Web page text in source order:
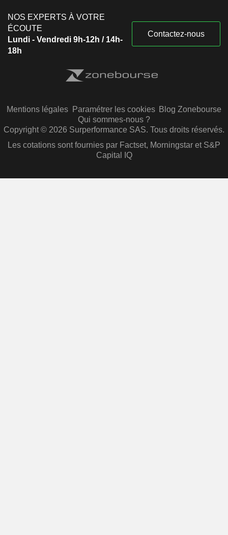
NOS EXPERTS À VOTRE
ÉCOUTE
Lundi - Vendredi 9h-12h / 14h-
18h
Contactez-nous
Mentions légales Paramétrer les cookies Blog Zonebourse
Qui sommes-nous ?
Copyright © 2026 Surperformance SAS. Tous droits réservés.
Les cotations sont fournies par Factset, Morningstar et S&P
Capital IQ